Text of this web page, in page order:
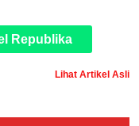
Republika
Lihat Artikel Asli